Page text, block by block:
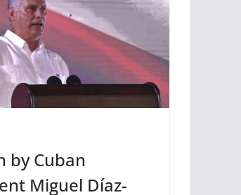
by Cuban
Miguel Díaz-